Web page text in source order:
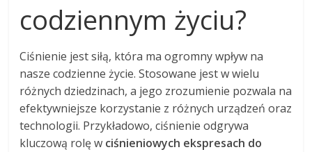
codziennym życiu?
Ciśnienie jest siłą, która ma ogromny wpływ na
nasze codzienne życie. Stosowane jest w wielu
różnych dziedzinach, a jego zrozumienie pozwala na
efektywniejsze korzystanie z różnych urządzeń oraz
technologii. Przykładowo, ciśnienie odgrywa
kluczową rolę w ciśnieniowych ekspresach do